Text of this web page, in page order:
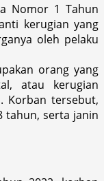
Nomor 1 Tahun
kerugian yang
oleh pelaku
orang yang
atau kerugian
Korban tersebut,
tahun, serta janin